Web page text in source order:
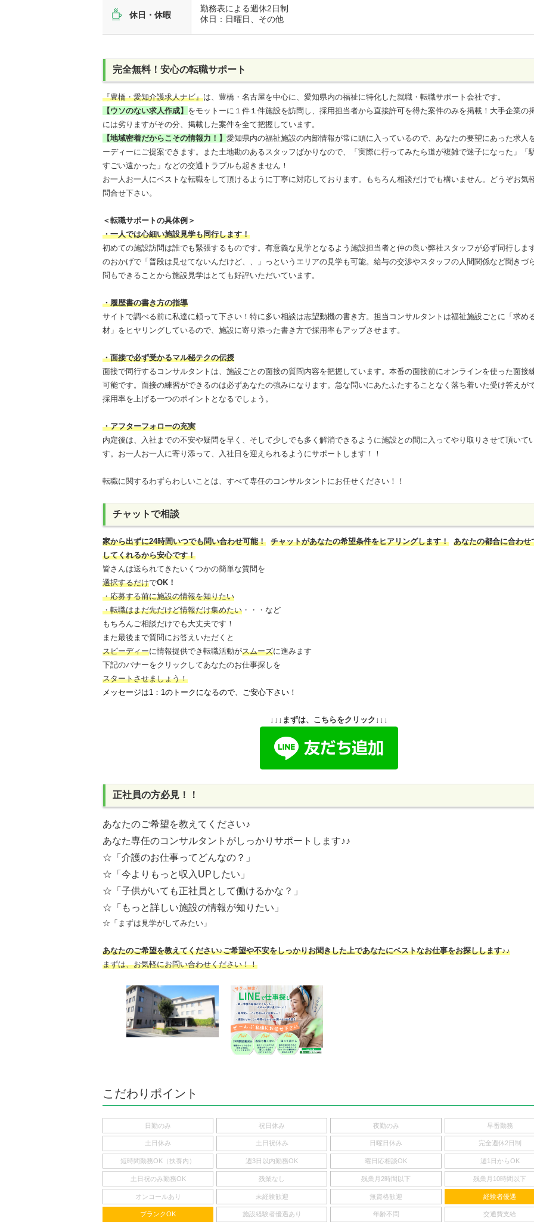
休日・休暇
勤務表による週休2日制
休日：日曜日、その他
完全無料！安心の転職サポート
『豊橋・愛知介護求人ナビ』は、豊橋・名古屋を中心に、愛知県内の福祉に特化した就職・転職サポート会社です。
【ウソのない求人作成】 をモットーに１件１件施設を訪問し、採用担当者から直接許可を得た案件のみを掲載！大手企業の
には劣りますがその分、掲載した案件を全て把握しています。
【地域密着だからこその情報力！】 愛知県内の福祉施設の内部情報が常に頭に入っているので、あなたの要望にあった求人
ーディーにご提案できます。また土地勘のあるスタッフばかりなので、「実際に行ってみたら道が複雑で迷子になった」「
すごい遠かった」などの交通トラブルも起きません！
お一人お一人にベストな転職をして頂けるように丁寧に対応しております。もちろん相談だけでも構いません。どうぞお気
問合せ下さい。
＜転職サポートの具体例＞
・一人では心細い施設見学も同行します！
初めての施設訪問は誰でも緊張するものです。有意義な見学となるよう施設担当者と仲の良い弊社スタッフが必ず同行しま
のおかげで「普段は見せてないんだけど、、」っというエリアの見学も可能。給与の交渉やスタッフの人間関係など聞きづ
問もできることから施設見学はとても好評いただいています。
・履歴書の書き方の指導
サイトで調べる前に私達に頼って下さい！特に多い相談は志望動機の書き方。担当コンサルタントは福祉施設ごとに「求め
材」をヒヤリングしているので、施設に寄り添った書き方で採用率もアップさせます。
・面接で必ず受かるマル秘テクの伝授
面接で同行するコンサルタントは、施設ごとの面接の質問内容を把握しています。本番の面接前にオンラインを使った面接
可能です。面接の練習ができるのは必ずあなたの強みになります。急な問いにあたふたすることなく落ち着いた受け答えがで
採用率を上げる一つのポイントとなるでしょう。
・アフターフォローの充実
内定後は、入社までの不安や疑問を早く、そして少しでも多く解消できるように施設との間に入ってやり取りさせて頂いて
す。お一人お一人に寄り添って、入社日を迎えられるようにサポートします！！
転職に関するわずらわしいことは、すべて専任のコンサルタントにお任せください！！
チャットで相談
家から出ずに24時間いつでも問い合わせ可能！ チャットがあなたの希望条件をヒアリングします！ あなたの都合に合わせ
してくれるから安心です！
皆さんは送られてきたいくつかの簡単な質問を
選択するだけでOK！
・応募する前に施設の情報を知りたい
・転職はまだ先だけど情報だけ集めたい ・・・など
もちろんご相談だけでも大丈夫です！
また最後まで質問にお答えいただくと
スピーディーに情報提供でき 転職活動がスムーズに進みます
下記のバナーをクリックしてあなたのお仕事探しを
スタートさせましょう！
メッセージは1：1のトークになるので、ご安心下さい！
↓↓↓まずは、こちらをクリック↓↓↓
正社員の方必見！！
あなたのご希望を教えてください♪
あなた専任のコンサルタントがしっかりサポートします♪♪
☆「介護のお仕事ってどんなの？」
☆「今よりもっと収入UPしたい」
☆「子供がいても正社員として働けるかな？」
☆「もっと詳しい施設の情報が知りたい」
☆「まずは見学がしてみたい」
あなたのご希望を教えてください♪ご希望や不安をしっかりお聞きした上であなたにベストなお仕事をお探しします♪♪
まずは、お気軽にお問い合わせください！！
こだわりポイント
日勤のみ 祝日休み 夜勤のみ 早番勤務
土日休み 土日祝休み 日曜日休み 完全週休2日制
短時間勤務OK（扶養内） 週3日以内勤務OK 曜日応相談OK 週1日からOK
土日祝のみ勤務OK 残業なし 残業月2時間以下 残業月10時間以下
オンコールあり 未経験歓迎 無資格歓迎 経験者優遇
ブランクOK 施設経験者優遇あり 年齢不問 交通費支給